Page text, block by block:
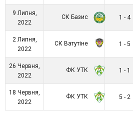
9 Липня,
2022
СК Базис 1 - 4
2 Липня,
2022
СК Ватутіне 1 - 5
26 Червня,
2022
ФК УТК 1 - 1
18 Червня,
2022
ФК УТК 5 - 2